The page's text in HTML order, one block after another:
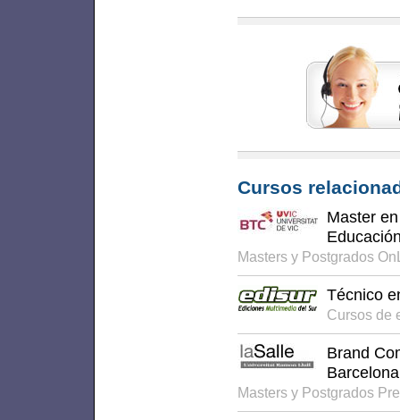
Cursos
Master
Masters y Postgrados
Técnico
Cursos de
Brand
Barcelona
Masters y Postgrados